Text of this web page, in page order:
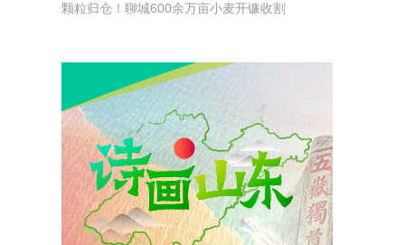
颗粒归仓！聊城600余万亩小麦开镰收割